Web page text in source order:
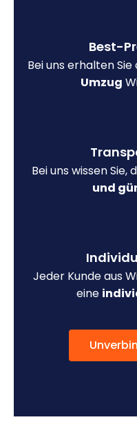
Best-
Bei uns erhalten Sie
Umzug
Bei uns wissen Sie,
und
Jeder Kunde aus
eine